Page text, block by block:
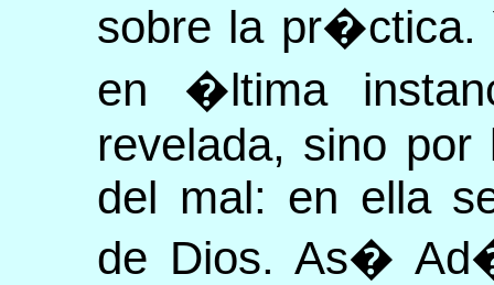
sobre la pr�ctica.
en �ltima
revelada, sino
del mal: en ella
de Dios. As�